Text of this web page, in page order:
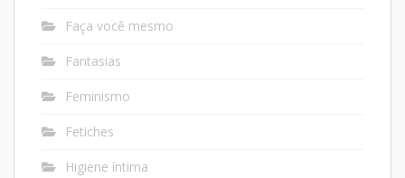
Faça você mesmo
Fantasias
Feminismo
Fetiches
Higiene íntima